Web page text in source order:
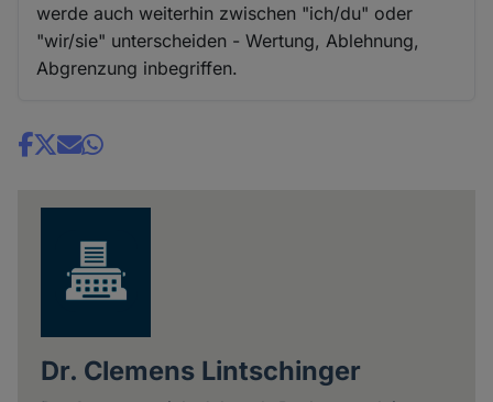
werde auch weiterhin zwischen "ich/du" oder
"wir/sie" unterscheiden - Wertung, Ablehnung,
Abgrenzung inbegriffen.
Share
Dr. Clemens Lintschinger